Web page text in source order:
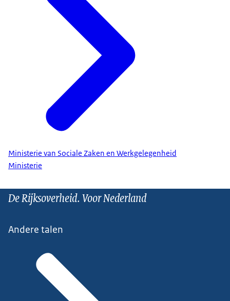
Ministerie van Sociale Zaken en Werkgelegenheid
Ministerie
De Rijksoverheid. Voor Nederland
Andere talen